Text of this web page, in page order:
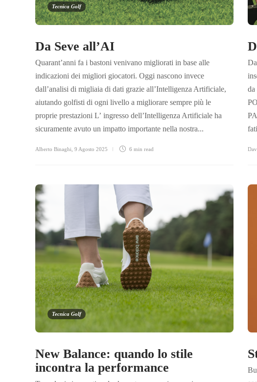
Tecnica Golf
Da Seve all’AI
Quarant’anni fa i bastoni venivano migliorati in base alle
indicazioni dei migliori giocatori. Oggi nascono invece
dall’analisi di migliaia di dati grazie all’Intelligenza Artificiale,
aiutando golfisti di ogni livello a migliorare sempre più le
proprie prestazioni L’ ingresso dell’Intelligenza Artificiale ha
sicuramente avuto un impatto importante nella nostra...
Alberto Binaghi 9 Agosto 2025 6 min read
da
Tecnica Golf
New Balance: quando lo stile
incontra la performance